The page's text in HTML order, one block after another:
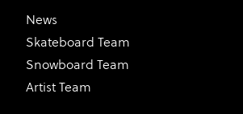
News
Skateboard Team
Snowboard Team
Artist Team